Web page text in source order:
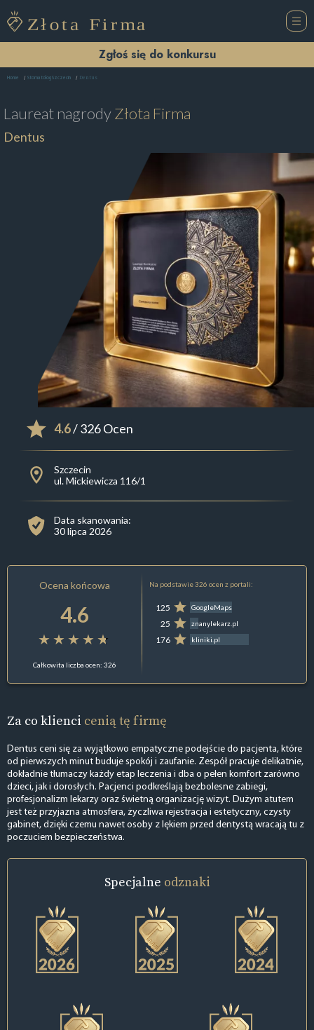
Zgłoś się do konkursu
Home Stomatolog Szczecin Dentus
Laureat nagrodyZłota Firma
Dentus
4.6/ 326 Ocen
Szczecin
ul. Mickiewicza 116/1
Data skanowania:
30 lipca 2026
Ocena końcowa
4.6
Całkowita liczba ocen: 326
Na podstawie 326 ocen z portali:
125 GoogleMaps
25 znanylekarz.pl
176 kliniki.pl
Za co klienci cenią tę firmę
Dentus ceni się za wyjątkowo empatyczne podejście do pacjenta, które
od pierwszych minut buduje spokój i zaufanie. Zespół pracuje delikatnie,
dokładnie tłumaczy każdy etap leczenia i dba o pełen komfort zarówno
dzieci, jak i dorosłych. Pacjenci podkreślają bezbolesne zabiegi,
profesjonalizm lekarzy oraz świetną organizację wizyt. Dużym atutem
jest też przyjazna atmosfera, życzliwa rejestracja i estetyczny, czysty
gabinet, dzięki czemu nawet osoby z lękiem przed dentystą wracają tu z
poczuciem bezpieczeństwa.
Specjalne odznaki